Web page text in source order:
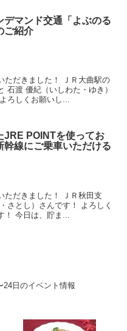
デマンド交通「よぶのる
ご紹介
ただきました！ ＪＲ大曲駅の
石渡 優紀（いしわた・ゆき）
ろしくお願いし...
JRE POINTを使ってお
幹線にご乗車いただける
ただきました！ ＪＲ秋田支
とし）さんです！ よろしく
今日は、貯ま...
24日のイベント情報